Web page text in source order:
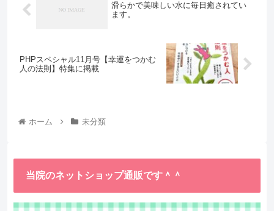
滑らかで美味しい水に毎日癒されてい
ます。
PHPスペシャル11月号【幸運をつかむ
人の法則】特集に掲載
ホーム 未分類
当院のネットショップ通販です＾＾